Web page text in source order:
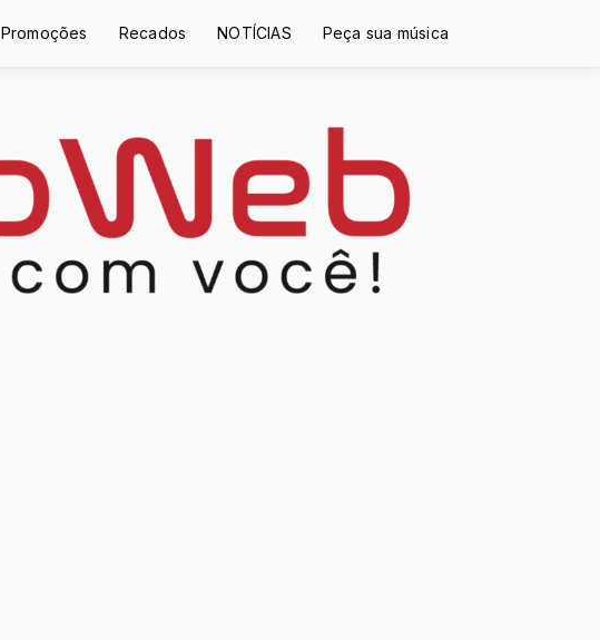
Promoções Recados NOTÍCIAS Peça sua música